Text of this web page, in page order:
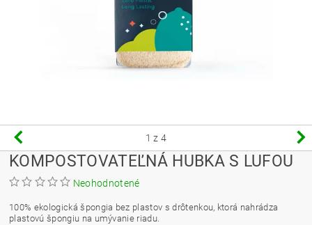
1 z 4
KOMPOSTOVATEĽNÁ HUBKA S LUFOU
Neohodnotené
100% ekologická špongia bez plastov s drôtenkou, ktorá nahrádza
plastovú špongiu na umývanie riadu.